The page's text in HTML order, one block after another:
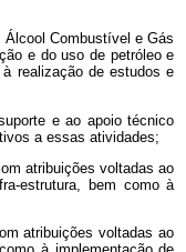
Álcool Combustível e Gás
e do uso de petróleo e
realização de estudos e
e ao apoio técnico
a essas atividades;
atribuições voltadas ao
estrutura, bem como à
atribuições voltadas ao